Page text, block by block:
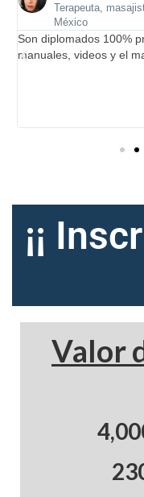
Terapeuta,
México
Son diplomados 100%
manuales, videos y el
¡¡
Valor